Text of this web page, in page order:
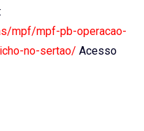
mpf/mpf-pb-operacao-
no-sertao/ Acesso